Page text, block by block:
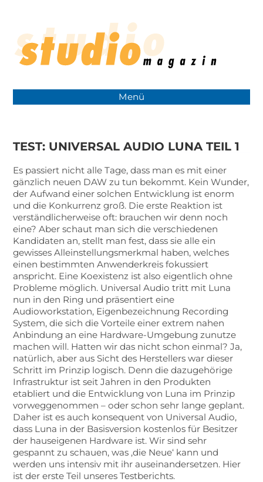
Menü
TEST: UNIVERSAL AUDIO LUNA TEIL 1
Es passiert nicht alle Tage, dass man es mit einer
gänzlich neuen DAW zu tun bekommt. Kein Wunder,
der Aufwand einer solchen Entwicklung ist enorm
und die Konkurrenz groß. Die erste Reaktion ist
verständlicherweise oft: brauchen wir denn noch
eine? Aber schaut man sich die verschiedenen
Kandidaten an, stellt man fest, dass sie alle ein
gewisses Alleinstellungsmerkmal haben, welches
einen bestimmten Anwenderkreis fokussiert
anspricht. Eine Koexistenz ist also eigentlich ohne
Probleme möglich. Universal Audio tritt mit Luna
nun in den Ring und präsentiert eine
Audioworkstation, Eigenbezeichnung Recording
System, die sich die Vorteile einer extrem nahen
Anbindung an eine Hardware-Umgebung zunutze
machen will. Hatten wir das nicht schon einmal? Ja,
natürlich, aber aus Sicht des Herstellers war dieser
Schritt im Prinzip logisch. Denn die dazugehörige
Infrastruktur ist seit Jahren in den Produkten
etabliert und die Entwicklung von Luna im Prinzip
vorweggenommen – oder schon sehr lange geplant.
Daher ist es auch konsequent von Universal Audio,
dass Luna in der Basisversion kostenlos für Besitzer
der hauseigenen Hardware ist. Wir sind sehr
gespannt zu schauen, was ‚die Neue‘ kann und
werden uns intensiv mit ihr auseinandersetzen. Hier
ist der erste Teil unseres Testberichts.